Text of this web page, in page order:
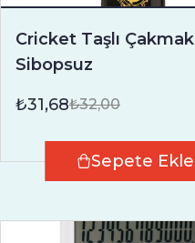
Cricket Taşlı Çakmak
Sibopsuz
₺31,68₺32,00
Sepete Ekle